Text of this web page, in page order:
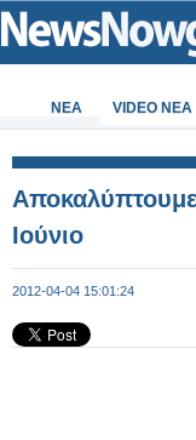
ΝΕΑ VIDEO NEA
Ιούνιο
2012-04-04 15:01:24